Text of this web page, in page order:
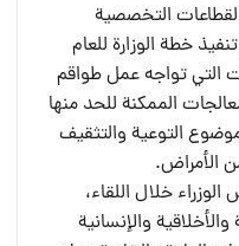
التخصصية
خطة الوزارة للعام
التي تواجه عمل طواقم
الممكنة للحد منها
التوعية والتثقيف
الأمراض.
خلال اللقاء،
والإنسانية